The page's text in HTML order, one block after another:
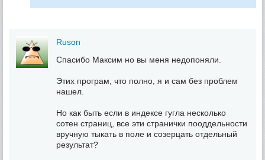
Ruson
Спасибо Максим но вы меня недопоняли.
Этих програм, что полно, я и сам без проблем
нашел.
Но как быть если в индексе гугла несколько
сотен страниц, все эти странички пооддельности
вручную тыкать в поле и созерцать отдельный
результат?